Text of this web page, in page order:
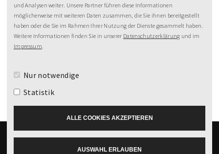
NEWSLETTER
MeineZeit-Post
Impressum © 2026 by
und Analysen weiter. Unsere Partner führen diese Informationen
möglicherweise mit weiteren Daten zusammen, die Sie ihnen bereitgestellt
haben oder die Sie im Rahmen Ihrer Nutzung der Dienste gesammelt haben.
Weitere Informationen finden Sie in unserer Datenschutzerklärung und im
Impressum.
Nur notwendige
Statistik
ALLE COOKIES AKZEPTIEREN
AUSWAHL ERLAUBEN